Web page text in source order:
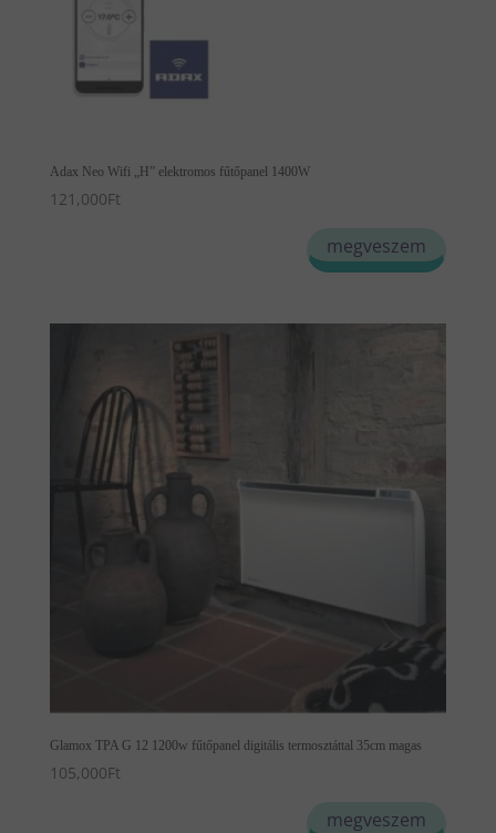
Adax Neo Wifi „H” elektromos fűtőpanel 1400W
121,000Ft
megveszem
Glamox TPA G 12 1200w fűtőpanel digitális termosztáttal 35cm magas
105,000Ft
megveszem